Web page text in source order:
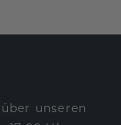
unseren